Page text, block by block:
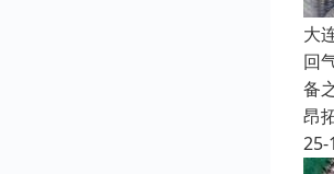
大
回
备
昂
25-